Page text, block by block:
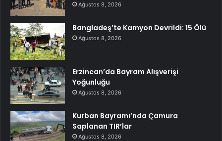
Ağustos 8, 2026
Bangladeş’te Kamyon Devrildi: 15 Ölü
Ağustos 8, 2026
Erzincan’da Bayram Alışverişi
Yoğunluğu
Ağustos 8, 2026
Kurban Bayramı’nda Çamura
Saplanan TIR’lar
Ağustos 8, 2026